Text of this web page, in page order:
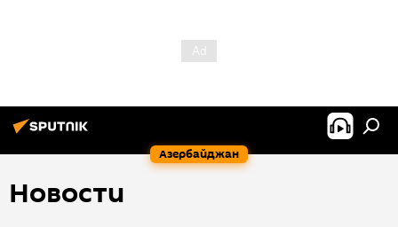
Азербайджан
Новости